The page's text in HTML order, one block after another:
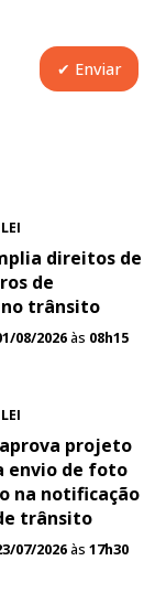
direitos de
de
trânsito
08/2026às 08h15
projeto
envio de foto
na notificação
trânsito
07/2026às 17h30